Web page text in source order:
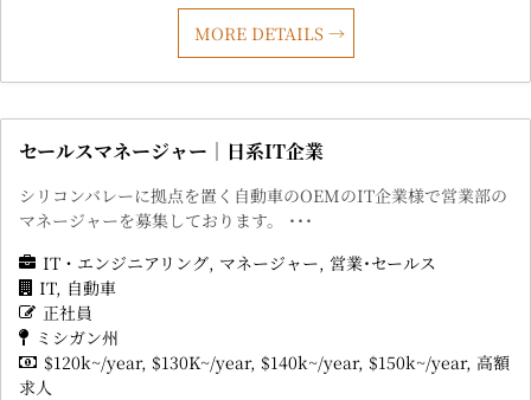
MORE DETAILS
セールスマネージャー｜日系IT企業
シリコンバレーに拠点を置く自動車のOEMのIT企業様で営業部の
マネージャーを募集しております。 ･･･
IT・エンジニアリング マネージャー 営業･セールス
IT 自動車
正社員
ミシガン州
$120k~/year $130K~/year $140k~/year $150k~/year 高額
求人